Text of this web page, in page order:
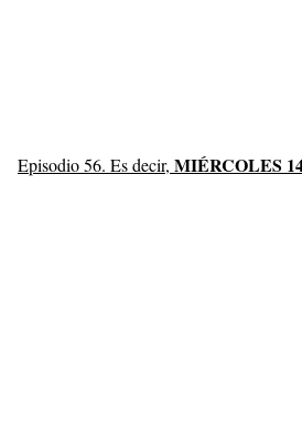
Episodio 56. Es decir, MIÉRCOLES